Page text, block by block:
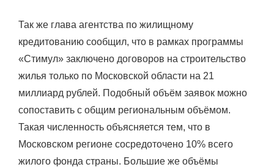
Так же глава агентства по жилищному
кредитованию сообщил, что в рамках программы
«Стимул» заключено договоров на строительство
жилья только по Московской области на 21
миллиард рублей. Подобный объём заявок можно
сопоставить с общим региональным объёмом.
Такая численность объясняется тем, что в
Московском регионе сосредоточено 10% всего
жилого фонда страны. Большие же объёмы